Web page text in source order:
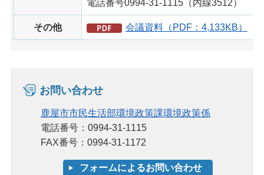
電話番号0994-31-1115（内線3512）
その他 会議資料（PDF：4,133KB）
お問い合わせ
鹿屋市市民生活部環境政策課環境政策係
電話番号：0994-31-1115
FAX番号：0994-31-1172